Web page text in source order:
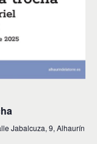
Jabalcuza, 9, Alhaurín